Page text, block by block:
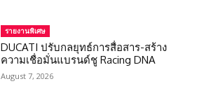
รายงานพิเศษ
DUCATI ปรับกลยุทธ์การสื่อสาร-สร้าง
ความเชื่อมั่นแบรนด์ชู Racing DNA
August 7, 2026